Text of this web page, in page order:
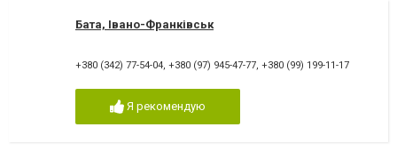
Бата, Івано-Франківськ
+380 (342) 77-54-04 +380 (97) 945-47-77 +380 (99) 199-11-17
Я рекомендую